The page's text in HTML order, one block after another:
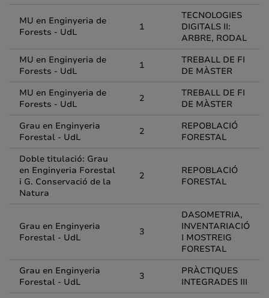
MU en Enginyeria de
Forests - UdL
1
TECNOLOGIES
DIGITALS II:
ARBRE, RODAL
MU en Enginyeria de
Forests - UdL
1
TREBALL DE FI
DE MÀSTER
MU en Enginyeria de
Forests - UdL
2
TREBALL DE FI
DE MÀSTER
Grau en Enginyeria
Forestal - UdL
2
REPOBLACIÓ
FORESTAL
Doble titulació: Grau
en Enginyeria Forestal
i G. Conservació de la
Natura
2
REPOBLACIÓ
FORESTAL
Grau en Enginyeria
Forestal - UdL
3
DASOMETRIA,
INVENTARIACIÓ
I MOSTREIG
FORESTAL
Grau en Enginyeria
Forestal - UdL
3
PRÀCTIQUES
INTEGRADES III